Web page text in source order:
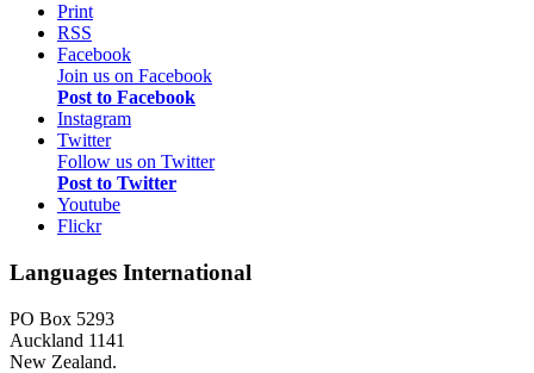
Print
RSS
Facebook
Join us on Facebook
Post to Facebook
Instagram
Twitter
Follow us on Twitter
Post to Twitter
Youtube
Flickr
Languages International
PO Box 5293
Auckland 1141
New Zealand.